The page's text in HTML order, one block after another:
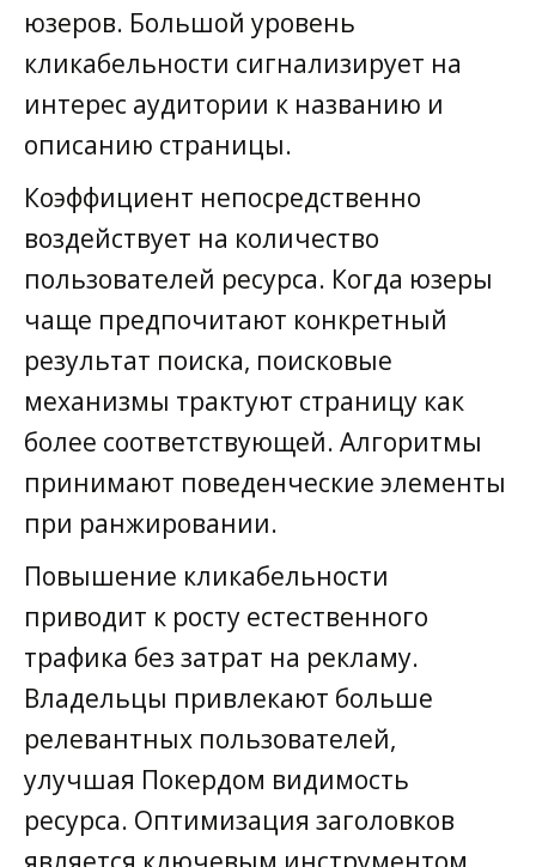
юзеров. Большой уровень
кликабельности сигнализирует на
интерес аудитории к названию и
описанию страницы.
Коэффициент непосредственно
воздействует на количество
пользователей ресурса. Когда юзеры
чаще предпочитают конкретный
результат поиска, поисковые
механизмы трактуют страницу как
более соответствующей. Алгоритмы
принимают поведенческие элементы
при ранжировании.
Повышение кликабельности
приводит к росту естественного
трафика без затрат на рекламу.
Владельцы привлекают больше
релевантных пользователей,
улучшая Покердом видимость
ресурса. Оптимизация заголовков